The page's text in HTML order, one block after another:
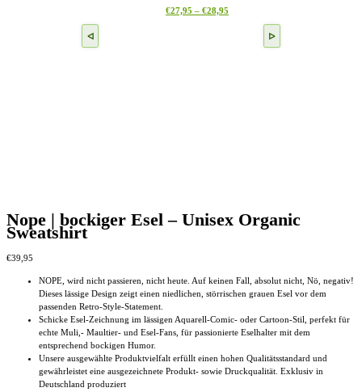
Nope | bockiger Esel – Unisex Organic
Sweatshirt
€39,95
NOPE, wird nicht passieren, nicht heute. Auf keinen Fall, absolut nicht, Nö, negativ!
Dieses lässige Design zeigt einen niedlichen, störrischen grauen Esel vor dem
passenden Retro-Style-Statement.
Schicke Esel-Zeichnung im lässigen Aquarell-Comic- oder Cartoon-Stil, perfekt für
echte Muli,- Maultier- und Esel-Fans, für passionierte Eselhalter mit dem
entsprechend bockigen Humor.
Unsere ausgewählte Produktvielfalt erfüllt einen hohen Qualitätsstandard und
gewährleistet eine ausgezeichnete Produkt- sowie Druckqualität. Exklusiv in
Deutschland produziert
werden
Optionen
€27,95 – €28,95